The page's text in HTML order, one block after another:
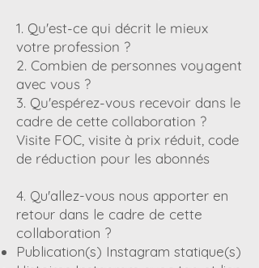
1. Qu'est-ce qui décrit le mieux
votre profession ?
2. Combien de personnes voyagent
avec vous ?
3. Qu'espérez-vous recevoir dans le
cadre de cette collaboration ?
Visite FOC, visite à prix réduit, code
de réduction pour les abonnés
4. Qu'allez-vous nous apporter en
retour dans le cadre de cette
collaboration ?
Publication(s) Instagram statique(s)